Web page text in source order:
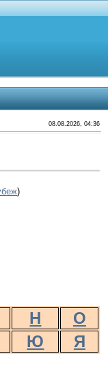
08.08.2026, 04:36
)
Н
О
Ю Я